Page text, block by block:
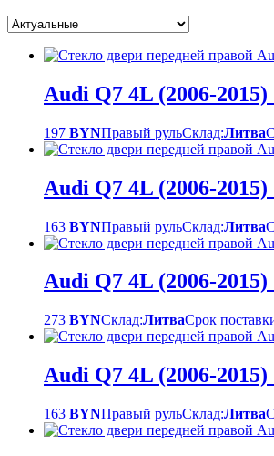
Audi Q7 4L (2006-
197 BYNПравый рульСклад:Литва
Audi Q7 4L (2006-
163 BYNПравый рульСклад:Литва
Audi Q7 4L (2006-
273 BYNСклад:ЛитваСрок
Audi Q7 4L (2006-
163 BYNПравый рульСклад:Литва